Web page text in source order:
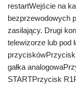
restartWejście na
bezprzewodowych
zasilający. Drugi
telewizorze lub pod
gałka
STARTPrzycisk